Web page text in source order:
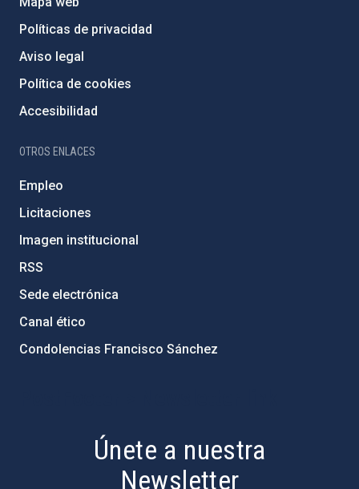
Políticas de privacidad
Aviso legal
Política de cookies
Accesibilidad
OTROS ENLACES
Empleo
Licitaciones
Imagen institucional
RSS
Sede electrónica
Canal ético
Condolencias Francisco Sánchez
Únete a nuestra
Newsletter